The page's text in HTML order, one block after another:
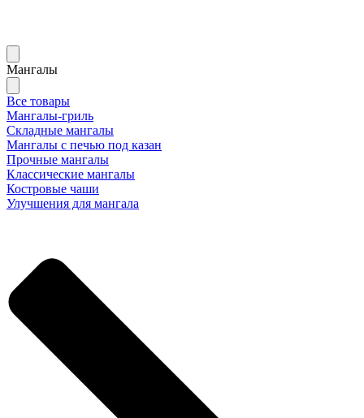
Мангалы
Все товары
Мангалы-гриль
Складные мангалы
Мангалы с печью под казан
Прочные мангалы
Классические мангалы
Костровые чаши
Улучшения для мангала